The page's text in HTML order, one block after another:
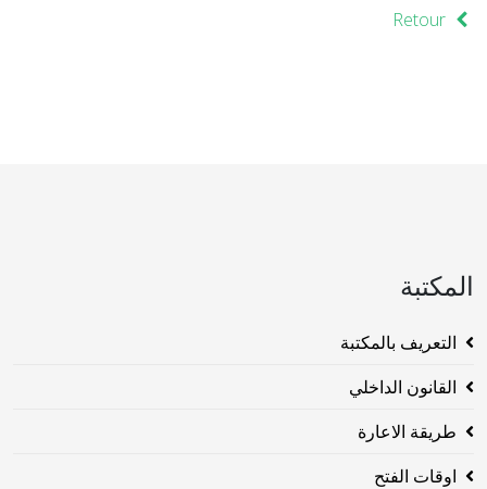
Retour
المكتبة
التعريف بالمكتبة
القانون الداخلي
طريقة الاعارة
اوقات الفتح